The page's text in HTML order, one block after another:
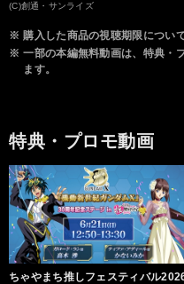
梅津秀行 成田 剣
(C)創通・サンライズ
※ 購入した商品の視聴期限につい
※ 一部の本編無料動画は、特典・
ます。
特典・プロモ動画
ちゃやまち推しフェスティバル